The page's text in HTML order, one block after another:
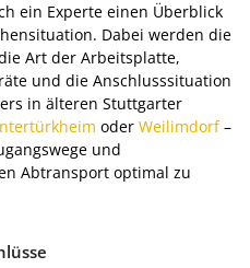
ein Experte einen Überblick
Dabei werden die
Art der Arbeitsplatte,
und die Anschlusssituation
in älteren Stuttgarter
oder Weilimdorf–
und
Abtransport optimal zu